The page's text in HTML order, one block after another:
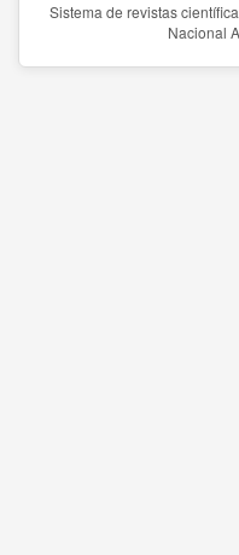
Sistema de revistas
Nacional